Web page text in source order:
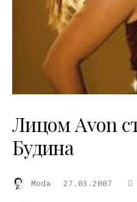
Лицом Avon
Будина
Moda 27.03.2007